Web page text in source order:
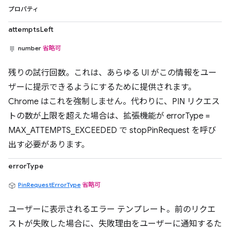
プロパティ
attemptsLeft
number 省略可
残りの試行回数。これは、あらゆる UI がこの情報をユー
ザーに提示できるようにするために提供されます。
Chrome はこれを強制しません。代わりに、PIN リクエス
トの数が上限を超えた場合は、拡張機能が errorType =
MAX_ATTEMPTS_EXCEEDED で stopPinRequest を呼び
出す必要があります。
errorType
PinRequestErrorType 省略可
ユーザーに表示されるエラー テンプレート。前のリクエ
ストが失敗した場合に、失敗理由をユーザーに通知するた